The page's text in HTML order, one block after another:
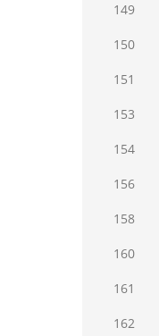
149
150
151
153
154
156
158
160
161
162